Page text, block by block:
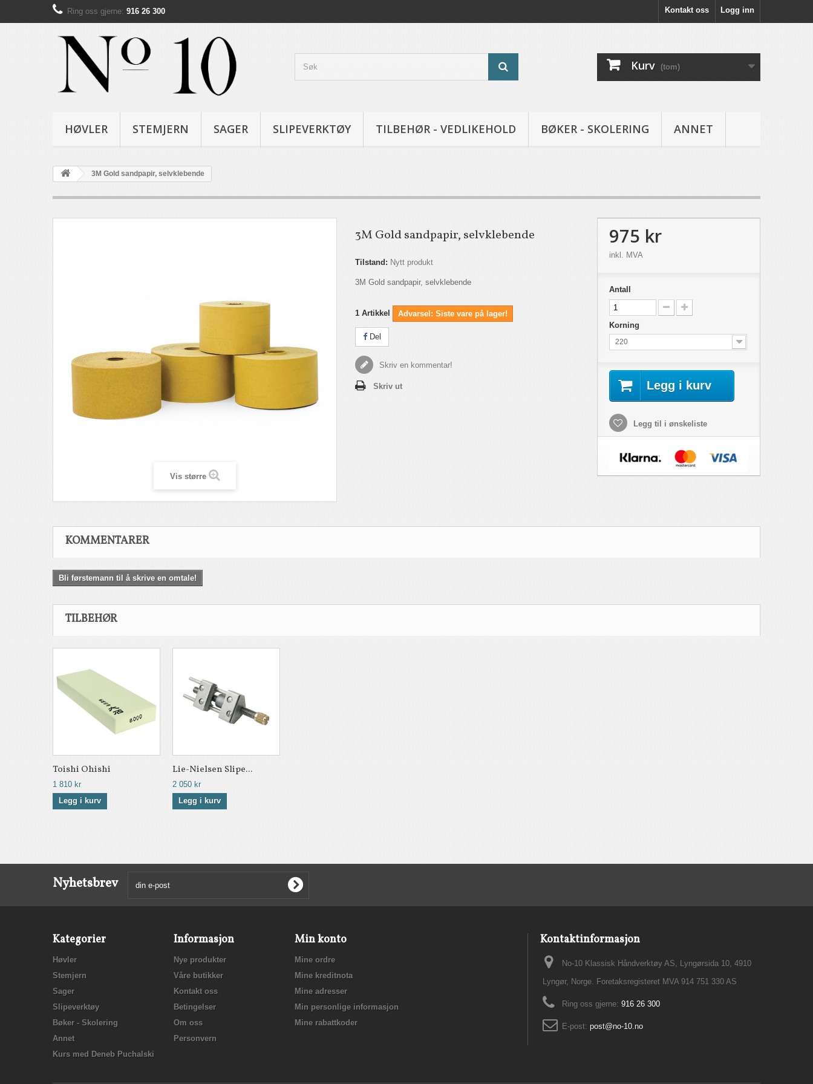
Logg inn
Kontakt oss
Ring oss gjerne: 916 26 300
Kurv (tom)
HØVLER STEMJERN SAGER SLIPEVERKTØY TILBEHØR - VEDLIKEHOLD BØKER - SKOLERING ANNET
3M Gold sandpapir, selvklebende
Vis større
3M Gold sandpapir, selvklebende
Tilstand: Nytt produkt
3M Gold sandpapir, selvklebende
1 Artikkel Advarsel: Siste vare på lager!
Del
Skriv en kommentar!
Skriv ut
975 kr
inkl. MVA
Antall
Korning
220
Legg i kurv
Legg til i ønskeliste
KOMMENTARER
Bli førstemann til å skrive en omtale!
TILBEHØR
Toishi Ohishi
1 810 kr
Legg i kurv
Lie-Nielsen Slipe...
2 050 kr
Legg i kurv
Nyhetsbrev
Kategorier
Høvler
Stemjern
Sager
Slipeverktøy
Bøker - Skolering
Annet
Kurs med Deneb Puchalski
Informasjon
Nye produkter
Våre butikker
Kontakt oss
Betingelser
Om oss
Personvern
Min konto
Mine ordre
Mine kreditnota
Mine adresser
Min personlige informasjon
Mine rabattkoder
Kontaktinformasjon
No-10 Klassisk Håndverktøy AS, Lyngørsida 10, 4910
Lyngør, Norge. Foretaksregisteret MVA 914 751 330 AS
Ring oss gjerne: 916 26 300
E-post: post@no-10.no